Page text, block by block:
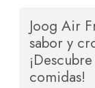
Joog Air
sabor y
comidas!